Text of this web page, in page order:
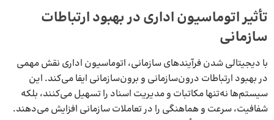
تأثیر اتوماسیون اداری در بهبود ارتباطات
سازمانی
با دیجیتالی شدن فرآیندهای سازمانی، اتوماسیون اداری نقش مهمی
در بهبود ارتباطات درون‌سازمانی و برون‌سازمانی ایفا می‌کند. این
سیستم‌ها نه‌تنها مکاتبات و مدیریت اسناد را تسهیل می‌کنند، بلکه
شفافیت، سرعت و هماهنگی را در تعاملات سازمانی افزایش می‌دهند.